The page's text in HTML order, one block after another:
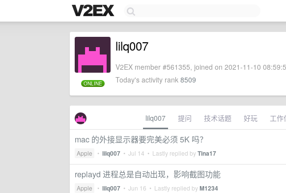
ONLINE
lilq007
V2EX member #561355, joined on 2021-11-10
Today's activity rank 8509
lilq007 提问 技术话题 好玩 工作
mac 的外接显示器要完美必须 5K 吗？
Apple • lilq007 • Jul 14 • Lastly replied byTina17
replayd 进程总是自动出现，影响截图功能
Apple • lilq007 • Jun 16 • Lastly replied byM1234